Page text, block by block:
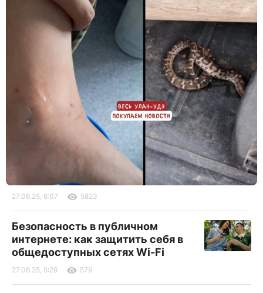
27.06.25, 6:07 5823
Безопасность в публичном
интернете: как защитить себя в
общедоступных сетях Wi-Fi
27.06.25, 5:28 579